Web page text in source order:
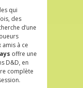
qui
des
d’une
à ce
offre une
D&D, en
complète